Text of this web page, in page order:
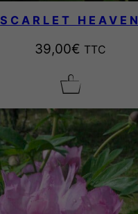
SCARLET HEAVEN
39,00€ TTC